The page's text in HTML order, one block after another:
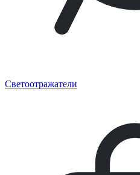
Светоотражатели